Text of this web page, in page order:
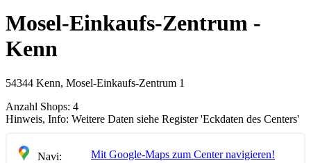
Mosel-Einkaufs-Zentrum -
Kenn
54344 Kenn, Mosel-Einkaufs-Zentrum 1
Anzahl Shops: 4
Hinweis, Info: Weitere Daten siehe Register 'Eckdaten des Centers'
Navi:
Mit Google-Maps zum Center navigieren!